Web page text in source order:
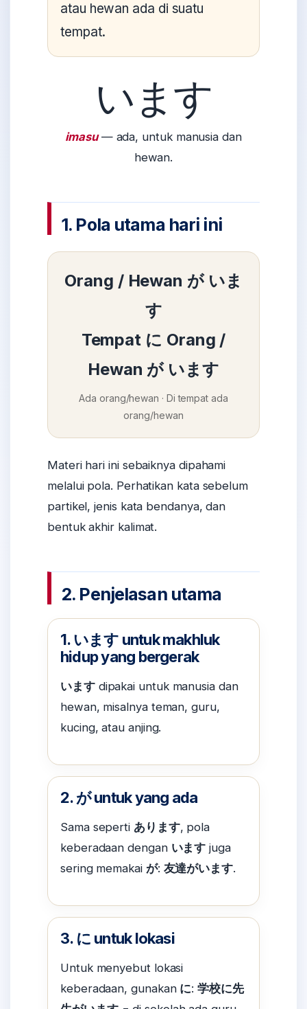
atau hewan ada di suatu
tempat.
います
imasu— ada, untuk manusia dan
hewan.
1. Pola utama hari ini
Orang / Hewan が いま
す
Tempat に Orang /
Hewan が います
Ada orang/hewan · Di tempat ada
orang/hewan
Materi hari ini sebaiknya dipahami
melalui pola. Perhatikan kata sebelum
partikel, jenis kata bendanya, dan
bentuk akhir kalimat.
2. Penjelasan utama
1. います untuk makhluk
hidup yang bergerak
いますdipakai untuk manusia dan
hewan, misalnya teman, guru,
kucing, atau anjing.
2. が untuk yang ada
Sama seperti あります, pola
keberadaan dengan います juga
sering memakai が: 友達がいます.
3. に untuk lokasi
Untuk menyebut lokasi
keberadaan, gunakan に:学校に先